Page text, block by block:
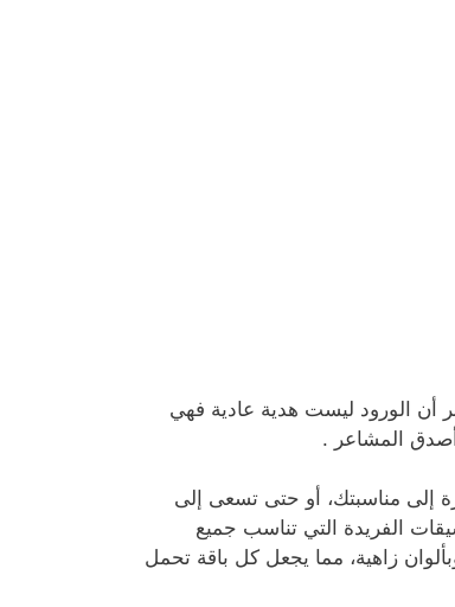
أن الورود ليست هدية عادية فهي
المشاعر .
مناسبتك، أو حتى تسعى إلى
الفريدة التي تناسب جميع
زاهية، مما يجعل كل باقة تحمل